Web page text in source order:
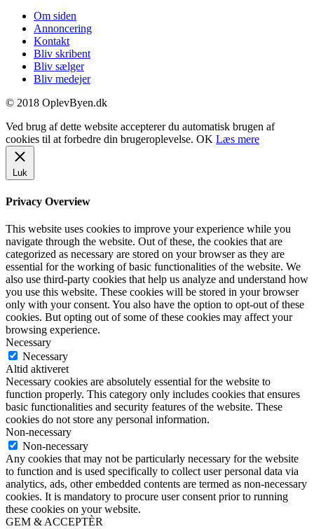
Om siden
Annoncering
Kontakt
Bliv skribent
Bliv sælger
Bliv medejer
© 2018 OplevByen.dk
Ved brug af dette website accepterer du automatisk brugen af
cookies til at forbedre din brugeroplevelse. OK Læs mere
Luk
Privacy Overview
This website uses cookies to improve your experience while you
navigate through the website. Out of these, the cookies that are
categorized as necessary are stored on your browser as they are
essential for the working of basic functionalities of the website. We
also use third-party cookies that help us analyze and understand how
you use this website. These cookies will be stored in your browser
only with your consent. You also have the option to opt-out of these
cookies. But opting out of some of these cookies may affect your
browsing experience.
Necessary
Necessary
Altid aktiveret
Necessary cookies are absolutely essential for the website to
function properly. This category only includes cookies that ensures
basic functionalities and security features of the website. These
cookies do not store any personal information.
Non-necessary
Non-necessary
Any cookies that may not be particularly necessary for the website
to function and is used specifically to collect user personal data via
analytics, ads, other embedded contents are termed as non-necessary
cookies. It is mandatory to procure user consent prior to running
these cookies on your website.
GEM & ACCEPTÈR